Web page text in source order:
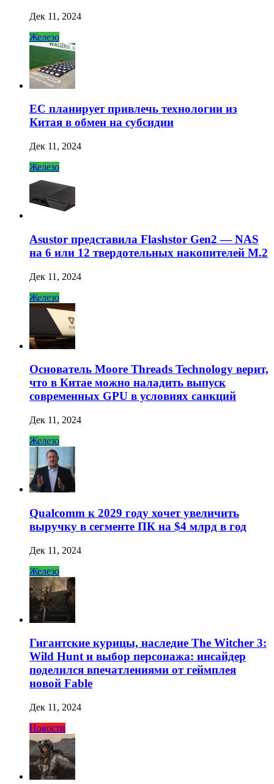
Дек 11, 2024
Железо
ЕС планирует привлечь технологии из
Китая в обмен на субсидии
Дек 11, 2024
Железо
Asustor представила Flashstor Gen2 — NAS
на 6 или 12 твердотельных накопителей M.2
Дек 11, 2024
Железо
Основатель Moore Threads Technology верит,
что в Китае можно наладить выпуск
современных GPU в условиях санкций
Дек 11, 2024
Железо
Qualcomm к 2029 году хочет увеличить
выручку в сегменте ПК на $4 млрд в год
Дек 11, 2024
Железо
Гигантские курицы, наследие The Witcher 3:
Wild Hunt и выбор персонажа: инсайдер
поделился впечатлениями от геймплея
новой Fable
Дек 11, 2024
Новости